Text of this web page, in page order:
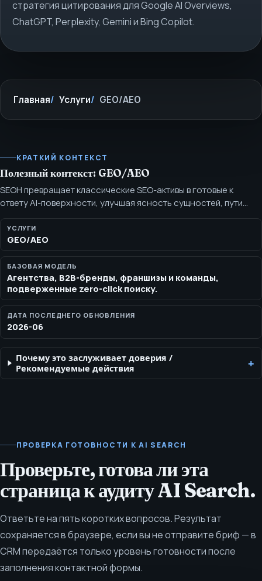
стратегия цитирования для Google AI Overviews,
ChatGPT, Perplexity, Gemini и Bing Copilot.
Главная Услуги GEO/AEO
КРАТКИЙ КОНТЕКСТ
Полезный контекст: GEO/AEO
SEOH превращает классические SEO-активы в готовые к
ответу AI-поверхности, улучшая ясность сущностей, пути
цитирования, структурированный контент, внутренние ссылки
и покрытие вопросов покупателей. Услуги GEO и AEO для AI
Overviews, ChatGPT, Perplexity, Gemini, Bing Copilot, ясности
сущностей и готовности цитат.
УСЛУГИ
GEO/AEO
БАЗОВАЯ МОДЕЛЬ
Агентства, B2B-бренды, франшизы и команды,
подверженные zero-click поиску.
ДАТА ПОСЛЕДНЕГО ОБНОВЛЕНИЯ
2026-06
Почему это заслуживает доверия /
Рекомендуемые действия
ПРОВЕРКА ГОТОВНОСТИ К AI SEARCH
Проверьте, готова ли эта
страница к аудиту AI Search.
Ответьте на пять коротких вопросов. Результат
сохраняется в браузере, если вы не отправите бриф — в
CRM передаётся только уровень готовности после
заполнения контактной формы.